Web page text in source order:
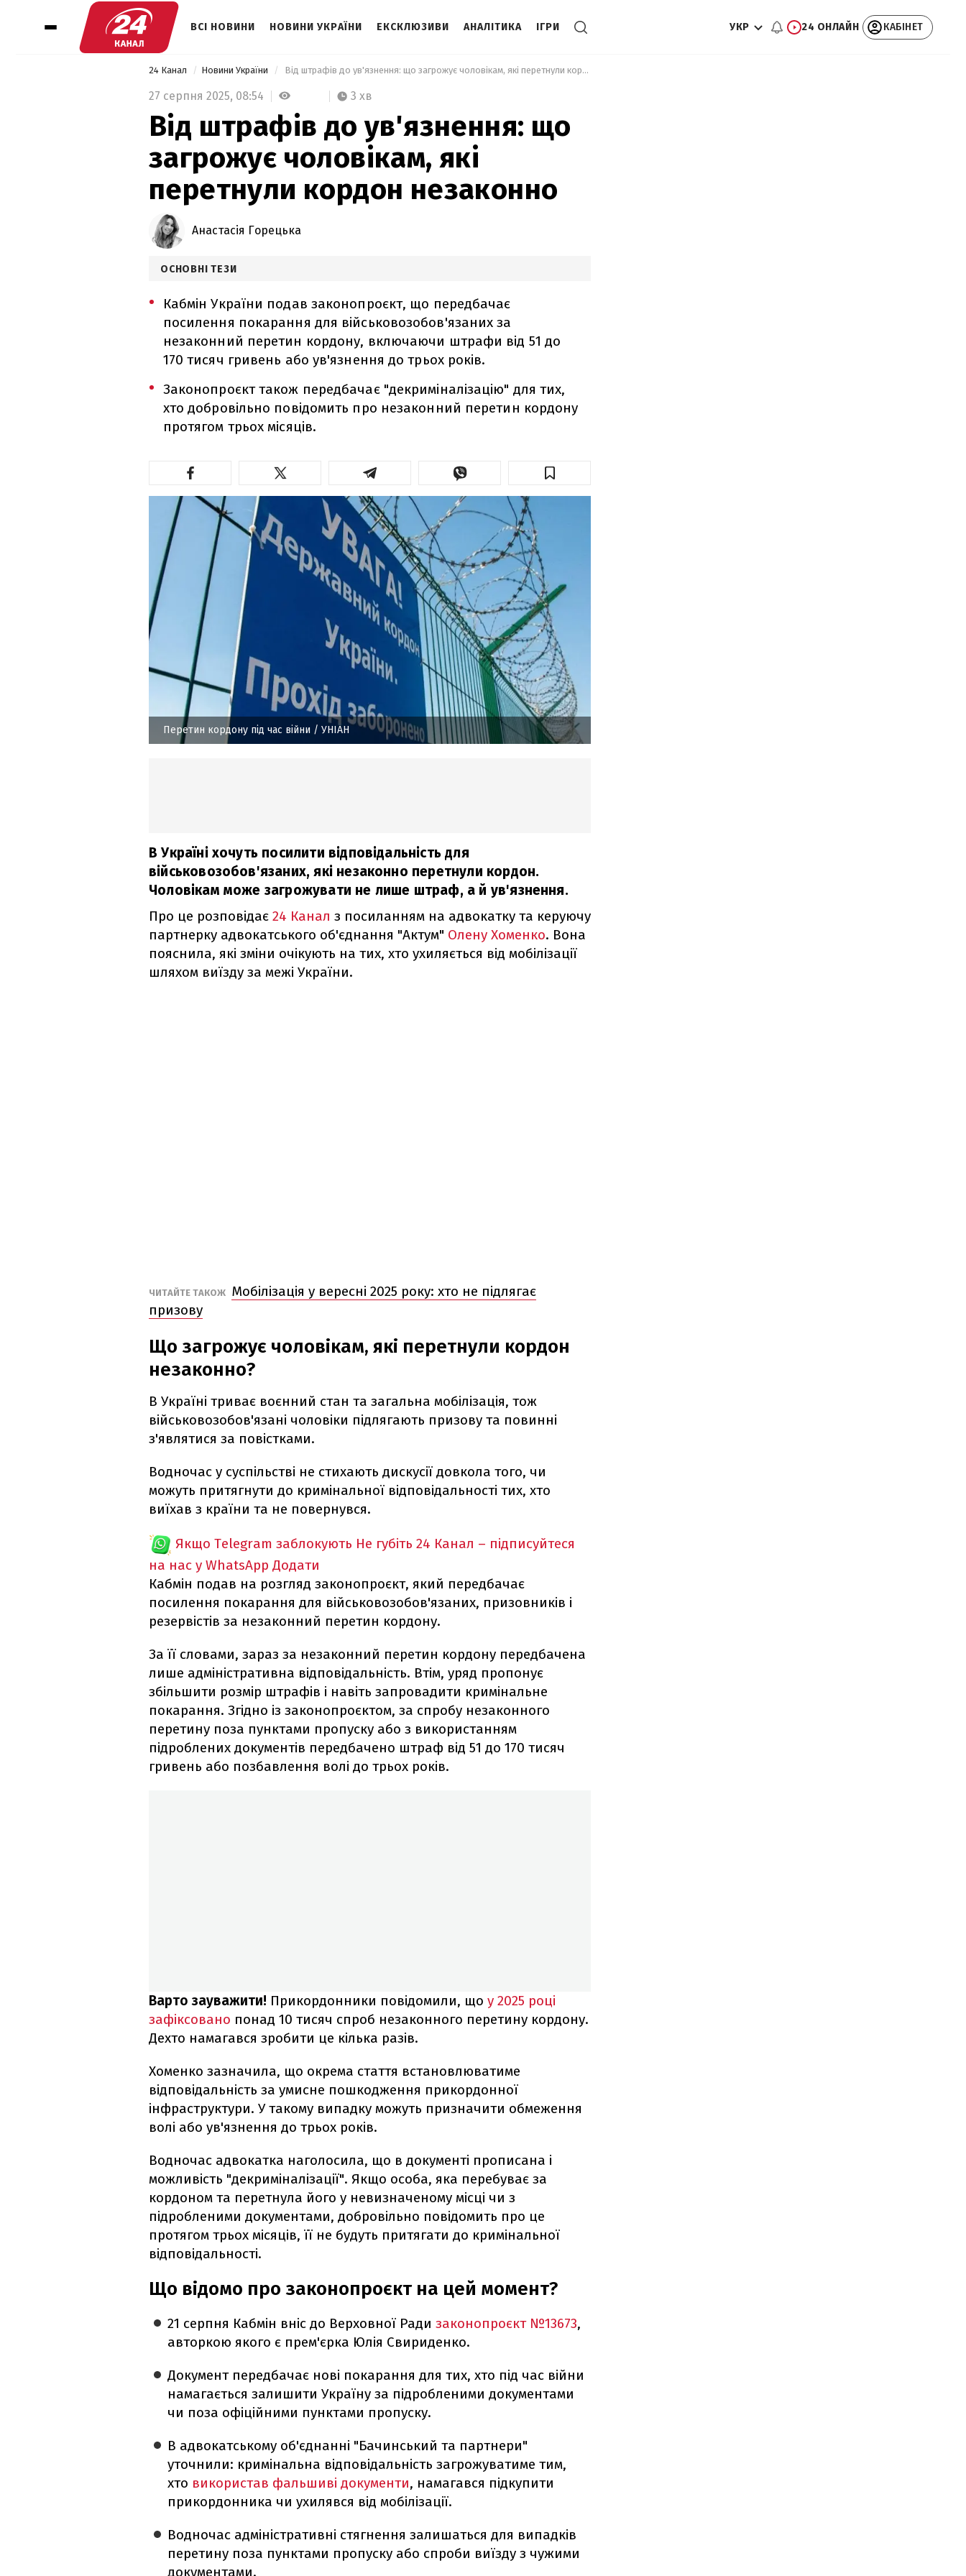
ВСІ НОВИНИ НОВИНИ УКРАЇНИ ЕКСКЛЮЗИВИ АНАЛІТИКА ІГРИ УКР 24 ОНЛАЙН КАБІНЕТ
24 Канал Новини України Від штрафів до ув'язнення: що загрожує чоловікам, які перетнули кордон незаконно
27 серпня 2025, 08:54 3 хв
Від штрафів до ув'язнення: що
загрожує чоловікам, які
перетнули кордон незаконно
Анастасія Горецька
ОСНОВНІ ТЕЗИ
Кабмін України подав законопроєкт, що передбачає
посилення покарання для військовозобов'язаних за
незаконний перетин кордону, включаючи штрафи від 51 до
170 тисяч гривень або ув'язнення до трьох років.
Законопроєкт також передбачає "декриміналізацію" для тих,
хто добровільно повідомить про незаконний перетин кордону
протягом трьох місяців.
Перетин кордону під час війни / УНІАН
В Україні хочуть посилити відповідальність для
військовозобов'язаних, які незаконно перетнули кордон.
Чоловікам може загрожувати не лише штраф, а й ув'язнення.
Про це розповідає 24 Канал з посиланням на адвокатку та керуючу
партнерку адвокатського об'єднання "Актум" Олену Хоменко. Вона
пояснила, які зміни очікують на тих, хто ухиляється від мобілізації
шляхом виїзду за межі України.
ЧИТАЙТЕ ТАКОЖ Мобілізація у вересні 2025 року: хто не підлягає
призову
Що загрожує чоловікам, які перетнули кордон
незаконно?
В Україні триває воєнний стан та загальна мобілізація, тож
військовозобов'язані чоловіки підлягають призову та повинні
з'являтися за повістками.
Водночас у суспільстві не стихають дискусії довкола того, чи
можуть притягнути до кримінальної відповідальності тих, хто
виїхав з країни та не повернувся.
Якщо Telegram заблокують Не губіть 24 Канал – підписуйтеся
на нас у WhatsApp Додати
Кабмін подав на розгляд законопроєкт, який передбачає
посилення покарання для військовозобов'язаних, призовників і
резервістів за незаконний перетин кордону.
За її словами, зараз за незаконний перетин кордону передбачена
лише адміністративна відповідальність. Втім, уряд пропонує
збільшити розмір штрафів і навіть запровадити кримінальне
покарання. Згідно із законопроєктом, за спробу незаконного
перетину поза пунктами пропуску або з використанням
підроблених документів передбачено штраф від 51 до 170 тисяч
гривень або позбавлення волі до трьох років.
Варто зауважити! Прикордонники повідомили, що у 2025 році
зафіксовано понад 10 тисяч спроб незаконного перетину кордону.
Дехто намагався зробити це кілька разів.
Хоменко зазначила, що окрема стаття встановлюватиме
відповідальність за умисне пошкодження прикордонної
інфраструктури. У такому випадку можуть призначити обмеження
волі або ув'язнення до трьох років.
Водночас адвокатка наголосила, що в документі прописана і
можливість "декриміналізації". Якщо особа, яка перебуває за
кордоном та перетнула його у невизначеному місці чи з
підробленими документами, добровільно повідомить про це
протягом трьох місяців, її не будуть притягати до кримінальної
відповідальності.
Що відомо про законопроєкт на цей момент?
21 серпня Кабмін вніс до Верховної Радизаконопроєкт №13673,
авторкою якого є прем'єрка Юлія Свириденко.
Документ передбачає нові покарання для тих, хто під час війни
намагається залишити Україну за підробленими документами
чи поза офіційними пунктами пропуску.
В адвокатському об'єднанні "Бачинський та партнери"
уточнили: кримінальна відповідальність загрожуватиме тим,
хто використав фальшиві документи, намагався підкупити
прикордонника чи ухилявся від мобілізації.
Водночас адміністративні стягнення залишаться для випадків
перетину поза пунктами пропуску або спроби виїзду з чужими
документами.